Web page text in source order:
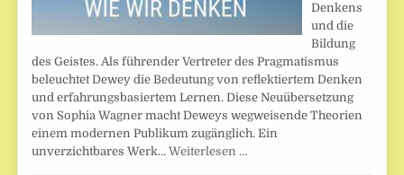
Denkens
und die
Bildung
des Geistes. Als führender Vertreter des Pragmatismus
beleuchtet Dewey die Bedeutung von reflektiertem Denken
und erfahrungsbasiertem Lernen. Diese Neuübersetzung
von Sophia Wagner macht Deweys wegweisende Theorien
einem modernen Publikum zugänglich. Ein
unverzichtbares Werk…Weiterlesen …